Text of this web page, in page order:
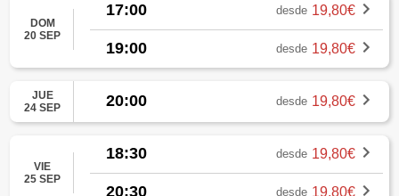
DOM
20 SEP
17:00 desde 19,80€
19:00 desde 19,80€
JUE
24 SEP
20:00 desde 19,80€
VIE
25 SEP
18:30 desde 19,80€
20:30 desde 19,80€